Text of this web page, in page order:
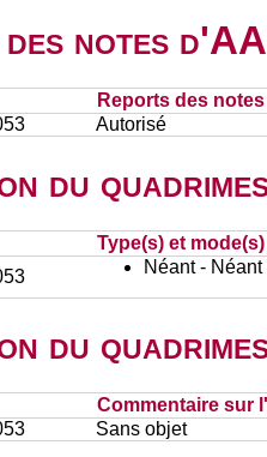
notes
Reports des
Autorisé
du
Type(s) et
Néant - Néant
du
Commentaire sur
Sans objet